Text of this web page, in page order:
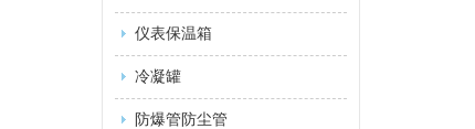
仪表保温箱
冷凝罐
防爆管防尘管